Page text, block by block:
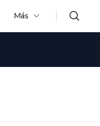
Más